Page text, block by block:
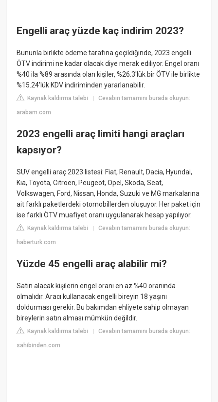
Engelli araç yüzde kaç indirim 2023?
Bununla birlikte ödeme tarafına geçildiğinde, 2023 engelli
ÖTV indirimi ne kadar olacak diye merak ediliyor. Engel oranı
%40 ila %89 arasında olan kişiler, %26.3'lük bir ÖTV ile birlikte
%15.24'lük KDV indiriminden yararlanabilir.
Kaynak kaldırma talebi |Cevabın tamamını burada okuyun:
arabam.com
2023 engelli araç limiti hangi araçları
kapsıyor?
SUV engelli araç 2023 listesi: Fiat, Renault, Dacia, Hyundai,
Kia, Toyota, Citroen, Peugeot, Opel, Skoda, Seat,
Volkswagen, Ford, Nissan, Honda, Suzuki ve MG markalarına
ait farklı paketlerdeki otomobillerden oluşuyor. Her paket için
ise farklı ÖTV muafiyet oranı uygulanarak hesap yapılıyor.
Kaynak kaldırma talebi |Cevabın tamamını burada okuyun:
haberturk.com
Yüzde 45 engelli araç alabilir mi?
Satın alacak kişilerin engel oranı en az %40 oranında
olmalıdır. Aracı kullanacak engelli bireyin 18 yaşını
doldurması gerekir. Bu bakımdan ehliyete sahip olmayan
bireylerin satın alması mümkün değildir.
Kaynak kaldırma talebi |Cevabın tamamını burada okuyun:
sahibinden.com